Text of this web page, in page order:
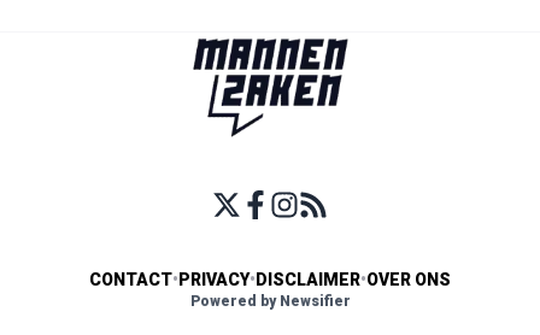
CONTACT• PRIVACY• DISCLAIMER•OVER ONS
Powered by Newsifier